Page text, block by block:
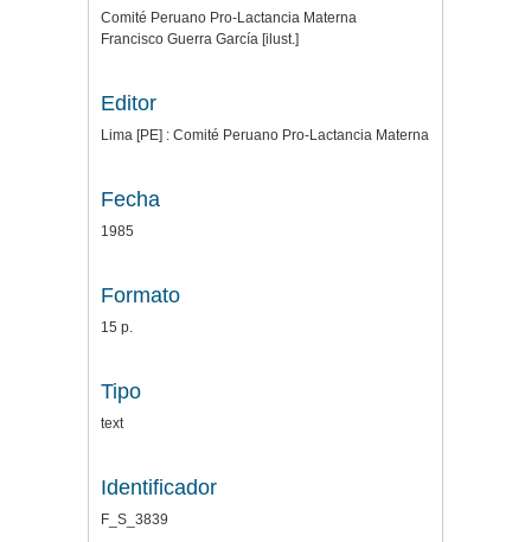
Comité Peruano Pro-Lactancia Materna
Francisco Guerra García [ilust.]
Editor
Lima [PE] : Comité Peruano Pro-Lactancia Materna
Fecha
1985
Formato
15 p.
Tipo
text
Identificador
F_S_3839